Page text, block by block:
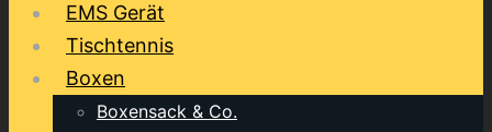
EMS Gerät
Tischtennis
Boxen
Boxensack & Co.